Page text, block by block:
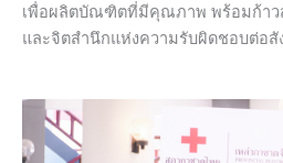
เพื่อผลิตบัณฑิตที่มีคุณภาพ พร้อมก้าว
และจิตสำนึกแห่งความรับผิดชอบต่อสั